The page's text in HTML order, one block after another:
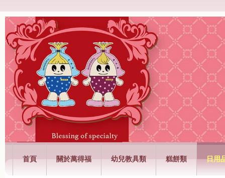
萬得福興業有限公司
首頁 關於萬得福 幼兒教具類 糕餅類 日用